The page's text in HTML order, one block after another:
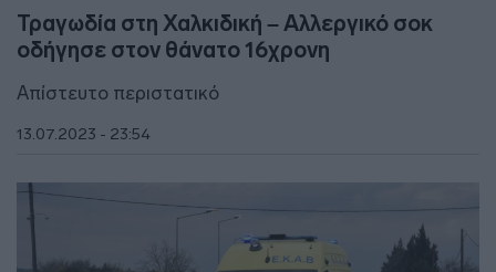
Τραγωδία στη Χαλκιδική – Αλλεργικό σοκ
οδήγησε στον θάνατο 16χρονη
Απίστευτο περιστατικό
13.07.2023 - 23:54